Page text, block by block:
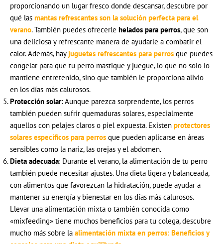
proporcionando un lugar fresco donde descansar, descubre por
qué las mantas refrescantes son la solución perfecta para el
verano. También puedes ofrecerle helados para perros, que son
una deliciosa y refrescante manera de ayudarle a combatir el
calor. Además, hayjuguetes refrescantes para perros que puedes
congelar para que tu perro mastique y juegue, lo que no solo lo
mantiene entretenido, sino que también le proporciona alivio
en los días más calurosos.
Protección solar: Aunque parezca sorprendente, los perros
también pueden sufrir quemaduras solares, especialmente
aquellos con pelajes claros o piel expuesta. Existen protectores
solares específicos para perros que pueden aplicarse en áreas
sensibles como la nariz, las orejas y el abdomen.
Dieta adecuada: Durante el verano, la alimentación de tu perro
también puede necesitar ajustes. Una dieta ligera y balanceada,
con alimentos que favorezcan la hidratación, puede ayudar a
mantener su energía y bienestar en los días más calurosos.
Llevar una alimentación mixta o también conocida como
«mixfeeding» tiene muchos beneficios para tu colega, descubre
mucho más sobre la alimentación mixta en perros: Beneficios y